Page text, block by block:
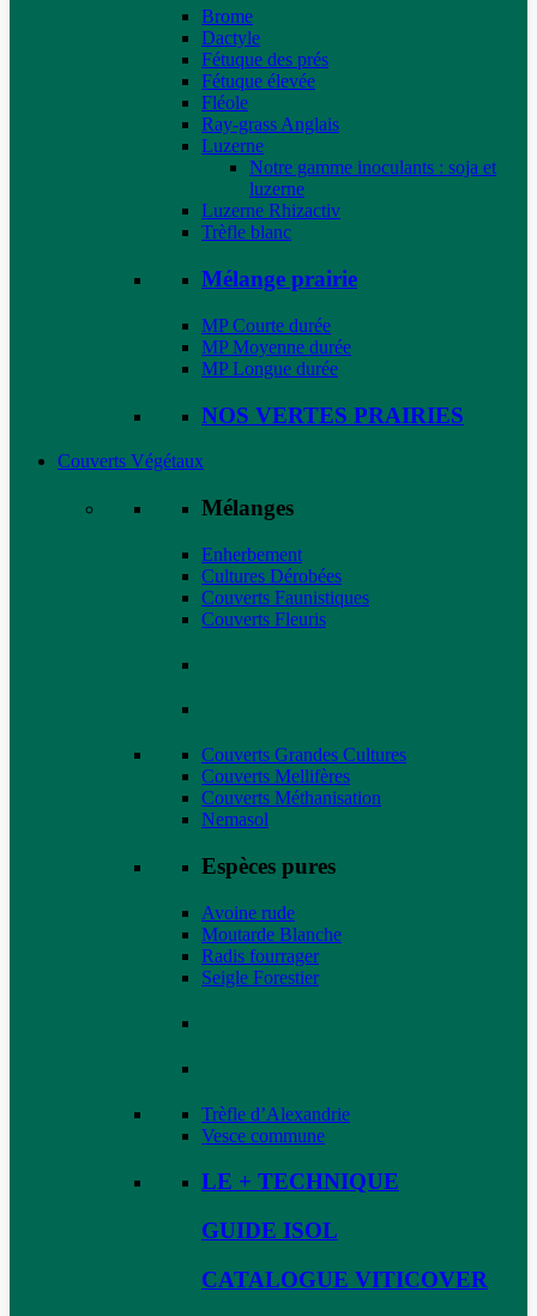
Brome
Dactyle
Fétuque des prés
Fétuque élevée
Fléole
Ray-grass Anglais
Luzerne
Notre gamme inoculants : soja et
luzerne
Luzerne Rhizactiv
Trèfle blanc
Mélange prairie
MP Courte durée
MP Moyenne durée
MP Longue durée
NOS VERTES PRAIRIES
Couverts Végétaux
Mélanges
Enherbement
Cultures Dérobées
Couverts Faunistiques
Couverts Fleuris
Couverts Grandes Cultures
Couverts Mellifères
Couverts Méthanisation
Nemasol
Espèces pures
Avoine rude
Moutarde Blanche
Radis fourrager
Seigle Forestier
Trèfle d’Alexandrie
Vesce commune
LE + TECHNIQUE
GUIDE ISOL
CATALOGUE VITICOVER